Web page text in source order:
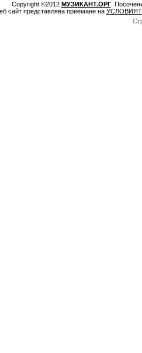
Copyright ©2012 МУЗИКАНТ.ОРГ.
сайт представлява приемане на